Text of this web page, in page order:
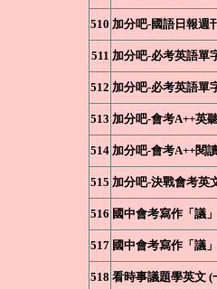
510 加分吧-國語日報週
511 加分吧-必考英語單
512 加分吧-必考英語單
513 加分吧-會考A++英
514 加分吧-會考A++閱
515 加分吧-決戰會考英
516 國中會考寫作「議
517 國中會考寫作「議
518 看時事議題學英文 (